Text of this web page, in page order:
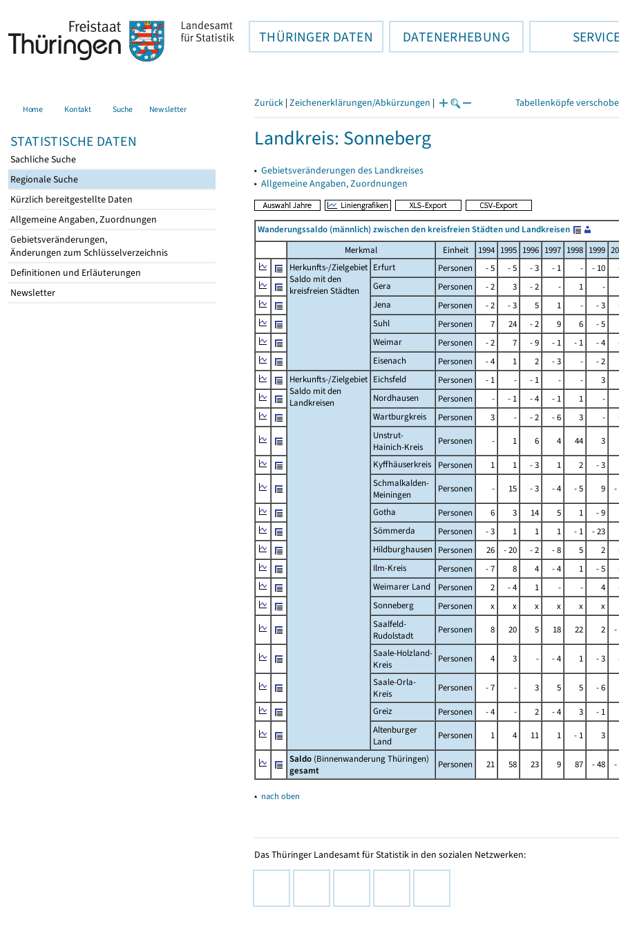
THÜRINGER DATEN DATENERHEBUNG
Home Kontakt Suche Newsletter
STATISTISCHE DATEN
Sachliche Suche
Regionale Suche
Kürzlich bereitgestellte Daten
Allgemeine Angaben, Zuordnungen
Gebietsveränderungen,
Änderungen zum Schlüsselverzeichnis
Definitionen und Erläuterungen
Newsletter
Zurück | Zeichenerklärungen/Abkürzungen | Tabellenköpfe
Landkreis: Sonneberg
▸ Gebietsveränderungen des Landkreises
▸ Allgemeine Angaben, Zuordnungen
Wanderungssaldo (männlich) zwischen den kreisfreien Städten und Landkreisen
Merkmal
Einheit 1994 1995 1996 1997 1998 1999
Herkunfts-/Zielgebiet
Saldo mit den
kreisfreien Städten
Erfurt Personen - 5 - 5 - 3 - 1 - - 10
Gera
Personen - 2 3 - 2 - 1 -
Jena
Personen - 2 - 3 5 1 - - 3
Suhl
Personen 7 24 - 2 9 6 - 5
Weimar
Personen - 2 7 - 9 - 1 - 1 - 4
Eisenach
Personen - 4 1 2 - 3 - - 2
Herkunfts-/Zielgebiet
Saldo mit den
Landkreisen
Eichsfeld Personen - 1 - - 1 - - 3
Nordhausen
Personen - - 1 - 4 - 1 1 -
Wartburgkreis
Personen 3 - - 2 - 6 3 -
Unstrut-
Hainich-Kreis
Personen - 1 6 4 44 3
Kyffhäuserkreis
Personen 1 1 - 3 1 2 - 3
Schmalkalden-
Meiningen
Personen - 15 - 3 - 4 - 5 9 -
Gotha
Personen 6 3 14 5 1 - 9
Sömmerda
Personen - 3 1 1 1 - 1 - 23
Hildburghausen Personen 26 - 20 - 2 - 8 5 2
Ilm-Kreis
Personen - 7 8 4 - 4 1 - 5
Weimarer Land
Personen 2 - 4 1 - - 4
Sonneberg
Personen x x x x x x
Saalfeld-
Rudolstadt
Personen 8 20 5 18 22 2 -
Saale-Holzland-
Kreis
Personen 4 3 - - 4 1 - 3
Saale-Orla-
Kreis
Personen - 7 - 3 5 5 - 6
Greiz
Personen - 4 - 2 - 4 3 - 1
Altenburger
Land
Personen 1 4 11 1 - 1 3
Saldo (Binnenwanderung Thüringen)
gesamt
Personen 21 58 23 9 87 - 48 -
▴ nach oben
Das Thüringer Landesamt für Statistik in den sozialen Netzwerken: